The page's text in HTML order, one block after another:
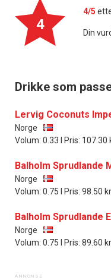
4
4/5
Din
Drikke som
Lervig Coconuts
Norge
Volum: 0.33 l Pris: 107.30
Balholm Sprudlande
Norge
Volum: 0.75 l Pris: 98.50
Balholm Sprudlande
Norge
Volum: 0.75 l Pris: 89.60